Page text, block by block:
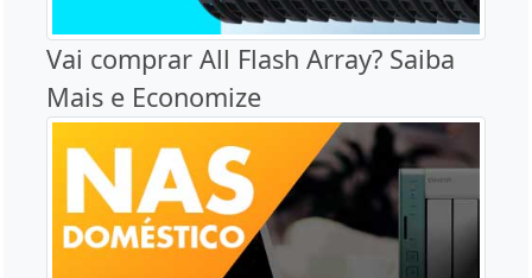
Vai comprar All Flash Array? Saiba
Mais e Economize